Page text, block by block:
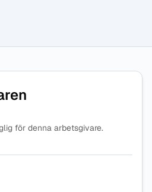
för denna arbetsgivare.